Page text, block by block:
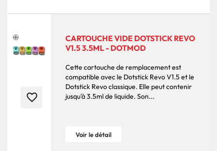
favorite_border
CARTOUCHE VIDE DOTSTICK REVO
V1.5 3.5ML - DOTMOD
Cette cartouche de remplacement est
compatible avec le Dotstick Revo V1.5 et le
Dotstick Revo classique. Elle peut contenir
jusqu'à 3.5ml de liquide. Son...
Voir le détail